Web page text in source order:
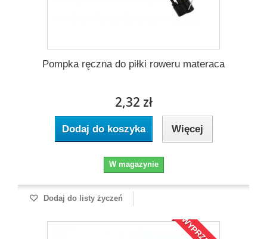
Pompka ręczna do piłki roweru materaca
2,32 zł
Dodaj do koszyka Więcej
W magazynie
Dodaj do listy życzeń